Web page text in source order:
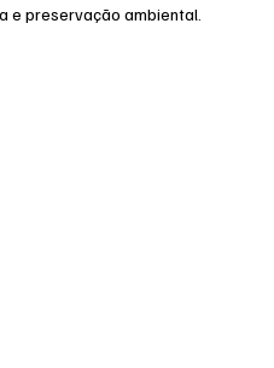
e preservação ambiental.